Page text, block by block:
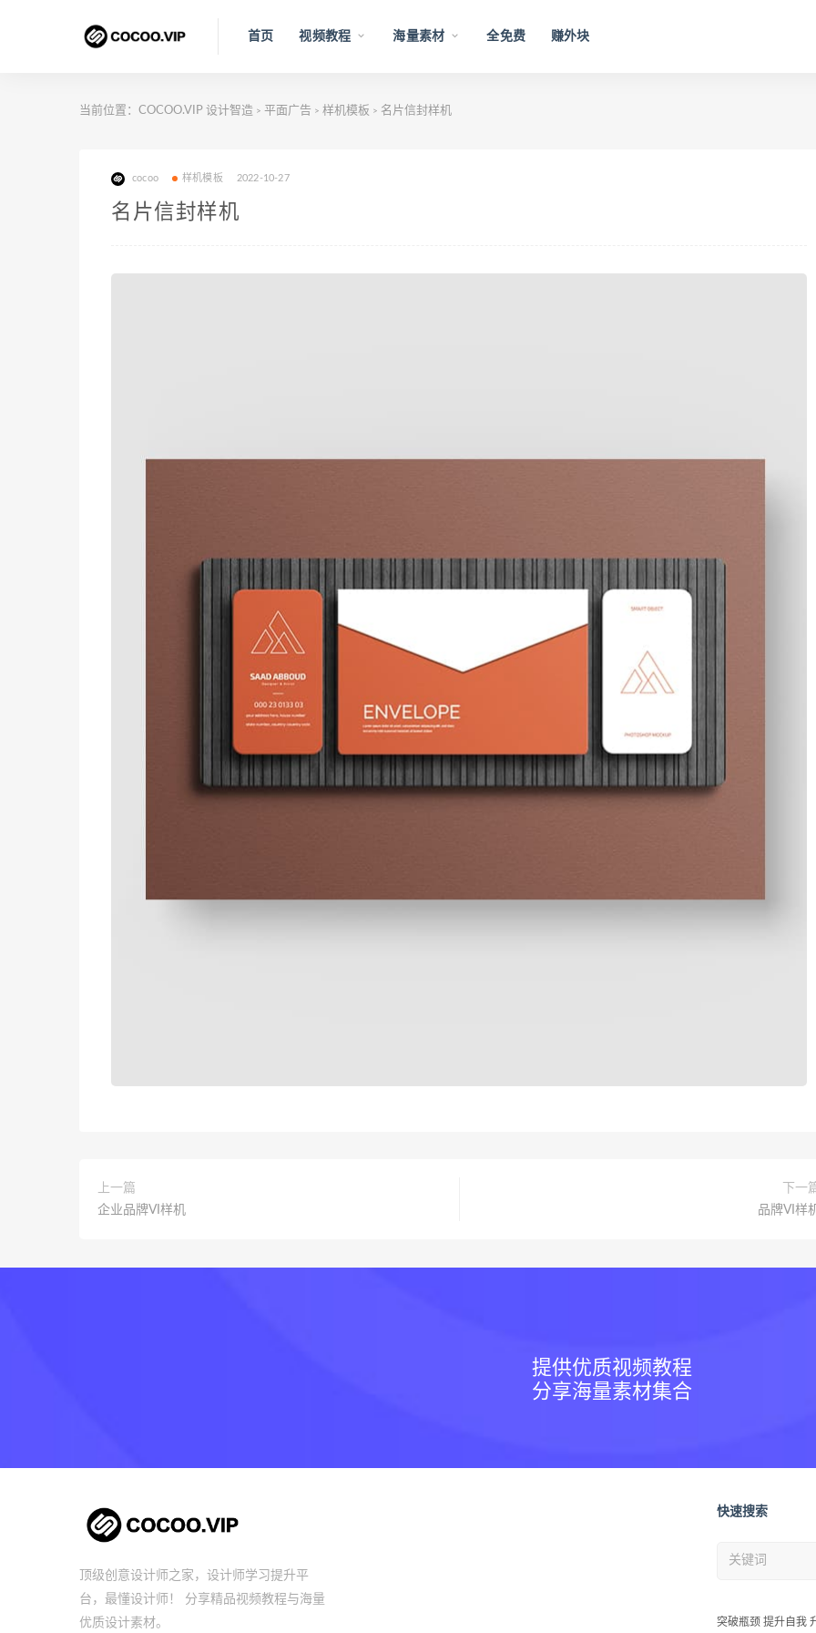
首页 视频教程 海量素材 全免费 赚外块
当前位置： COCOO.VIP 设计智造 > 平面广告 > 样机模板 > 名片信封样机
cocoo 样机模板 2022-10-27
名片信封样机
上一篇
企业品牌VI样机
下一
品牌VI样
提供优质视频教程
分享海量素材集合
顶级创意设计师之家，设计师学习提升平
台，最懂设计师！ 分享精品视频教程与海量
优质设计素材。
快速搜索
突破瓶颈 提升自我